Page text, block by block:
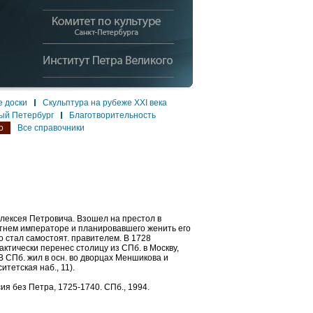
доски
Скульптура на рубеже XXI века
Петербург
Благотворительность
Все справочники
Петровича. Взошел на престол в
императоре и планировавшего женить его
самостоят. правителем. В 1728
перенес столицу из СПб. в Москву,
СПб. жил в осн. во дворцах Меншикова и
наб., 11).
без Петра, 1725-1740. СПб., 1994.